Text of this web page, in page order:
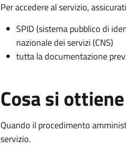
Per accedere al servizio,
SPID (sistema pubblico di
nazionale dei servizi (CNS)
tutta la documentazione
Cosa si ottiene
Quando il procedimento
servizio.